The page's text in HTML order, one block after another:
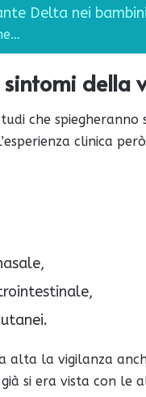
Delta nei bambini
della
che spiegheranno
clinica
alta la vigilanza
già si era vista con le